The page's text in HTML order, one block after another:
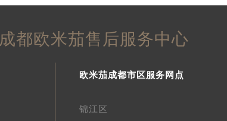
成都欧米茄售后服务中心
欧米茄成都市区服务网点
锦江区